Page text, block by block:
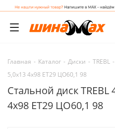
Главная - Каталог - Диски - TREBL -
5,0x13 4x98 ET29 ЦО60,1 98
Стальной диск TREBL
4x98 ET29 ЦО60,1 98